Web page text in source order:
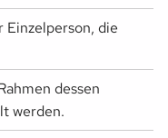
Einzelperson, die
dessen
werden.